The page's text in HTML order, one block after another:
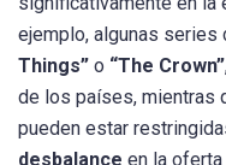
ejemplo, algunas series
Things” o “The Crown”
de los países, mientras
pueden estar
desbalance en la